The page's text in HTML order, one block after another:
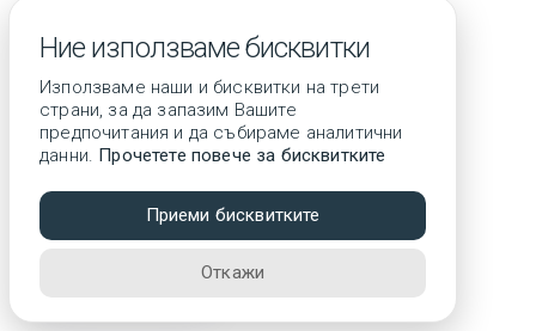
© 2026 Всички права запазени
Ние използваме бисквитки
Използваме наши и бисквитки на трети
страни, за да запазим Вашите
предпочитания и да събираме аналитични
данни. Прочетете повече за бисквитките
Приеми бисквитките
Откажи